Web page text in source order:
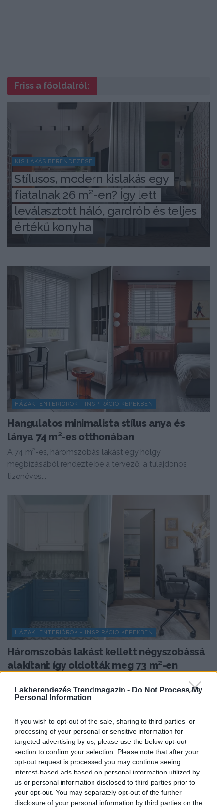
Lakberendezés Trendmagazin - Do Not Process My
Personal Information
If you wish to opt-out of the sale, sharing to third parties, or
processing of your personal or sensitive information for
targeted advertising by us, please use the below opt-out
section to confirm your selection. Please note that after your
opt-out request is processed you may continue seeing
interest-based ads based on personal information utilized by
us or personal information disclosed to third parties prior to
your opt-out. You may separately opt-out of the further
disclosure of your personal information by third parties on the
Friss a főoldalról:
KIS LAKÁS BERENDEZÉSE
Stílusos, modern kislakás egy
fiatalnak 26 m²-en? Így lett
leválasztott háló, gardrób és teljes
értékű konyha
HÁZAK, ENTERIŐRÖK - INSPIRÁCIÓ KÉPEKBEN
Hangulatos minimalista stílus anya és
lánya 74 m²-es otthonában
A 74 m²-es, háromszobás lakást egy hölgy
megbízásából rendezte be a tervező, a tulajdonos
tizenéves...
HÁZAK, ENTERIŐRÖK - INSPIRÁCIÓ KÉPEKBEN
Háromszobás lakást kellett négyszobássá
alakítani: így oldották meg 73 m²-en
Egy 73 m²-es lakásban három különálló hálószobát,
nappalit, kompakt konyhát, két gardróbot, mosókonyhát
TOVÁBBIAK BETÖLTÉSE
Praktikus lakberendezési ötletek